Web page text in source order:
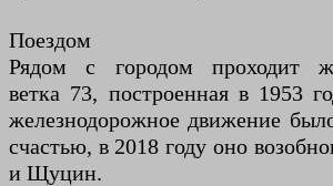
Поездом
Рядом с городом проходит
ветка 73, построенная в 1953
железнодорожное движение
счастью, в 2018 году оно
и Щуцин.